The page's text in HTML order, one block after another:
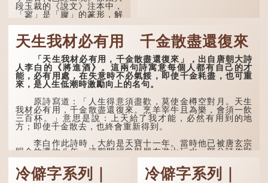
——「不到黃河心不死」...
段玉裁的《說文》注本中，
「寥」是「廫」的篆形，解
事，以「寥寥安期，虛質高
清」形容空虛無所事事。
天生我材必有用 千金散盡還復來
「天生我材必有用，千金散盡還復來」，出自唐朝大詩
人李白的《將進酒》。這兩句詩寓意每個人都有自己的才
能，必有用處，在失意時不必氣餒，即使千金耗盡，也可重
來，是人生低潮時激勵向上的名句。
原詩寫道：「人生得意須盡歡，莫使金樽空對月。天生
我材必有用，千金散盡還復來。烹羊宰牛且為樂，會須一飲
三百杯。」意思是說：上天給了我才能，必然有用到的地
方；即使千金散去，也終會重新得到。
李白作此詩時，大約是天寶十一年。當時他已被唐玄宗
賜金放還約八年，這期間經常與朋友遊山玩水，部分詩作顯
露出懷才...
冷僻字系列｜
冷僻字系列｜